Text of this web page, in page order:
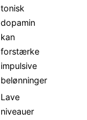
tonisk
dopamin
kan
forstærke
impulsive
belønninger
Lave
niveauer